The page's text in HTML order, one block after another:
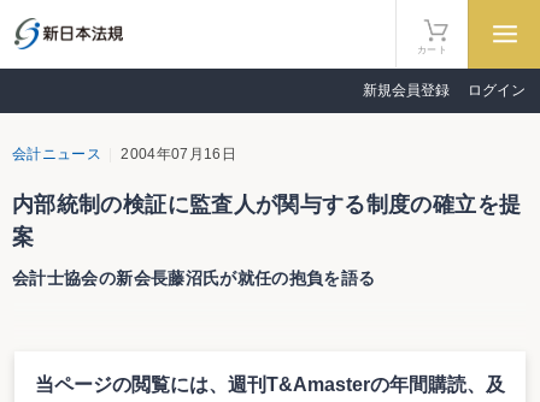
カート
新規会員登録 ログイン
会計ニュース 2004年07月16日
内部統制の検証に監査人が関与する制度の確立を提
案
会計士協会の新会長藤沼氏が就任の抱負を語る
未就職問題や会計参与等商法現代化への対応をあげるとともに、中期的課題と
して監査報酬の改善をあげた。そして、監査報酬改善の具体策としては、内部
当ページの閲覧には、週刊T&Amasterの年間購読、 及